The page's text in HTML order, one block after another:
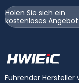
Holen Sie sich ein
kostenloses Angebot
Führender Hersteller